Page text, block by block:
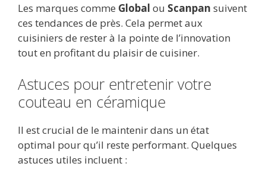
Les marques comme Global ou Scanpan suivent
ces tendances de près. Cela permet aux
cuisiniers de rester à la pointe de l’innovation
tout en profitant du plaisir de cuisiner.
Astuces pour entretenir votre
couteau en céramique
Il est crucial de le maintenir dans un état
optimal pour qu’il reste performant. Quelques
astuces utiles incluent :